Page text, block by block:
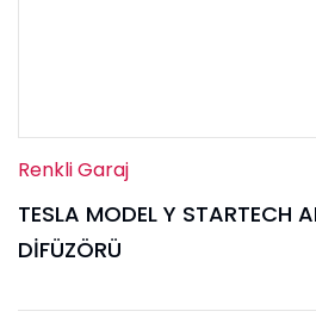
Renkli Garaj
TESLA MODEL Y STARTECH
DİFÜZÖRÜ